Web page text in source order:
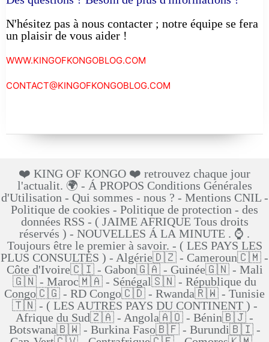
N'hésitez pas à nous contacter ; notre équipe se fera
un plaisir de vous aider !
WWW.KINGOFKONGOBLOG.COM
CONTACT@KINGOFKONGOBLOG.COM
❤️ KING OF KONGO ❤️ retrouvez chaque jour
l'actualit. 🌍 - Á PROPOS Conditions Générales
d'Utilisation - Qui sommes - nous ? - Mentions CNIL -
Politique de cookies - Politique de protection - des
données RSS - ( JAIME AFRIQUE Tous droits
réservés ) - NOUVELLES Á LA MINUTE . ⌚ .
Toujours être le premier à savoir. - ( LES PAYS LES
PLUS CONSULTÉS ) - Algérie🇩🇿 - Cameroun🇨🇲 -
Côte d'Ivoire🇨🇮 - Gabon🇬🇦 - Guinée🇬🇳 - Mali
🇬🇳 - Maroc🇲🇦 - Sénégal🇸🇳 - République du
Congo🇨🇬 - RD Congo🇨🇩 - Rwanda🇷🇼 - Tunisie
🇹🇳 - ( LES AUTRES PAYS DU CONTINENT ) -
Afrique du Sud🇿🇦 - Angola🇦🇴 - Bénin🇧🇯 -
Botswana🇧🇼 - Burkina Faso🇧🇫 - Burundi🇧🇮 -